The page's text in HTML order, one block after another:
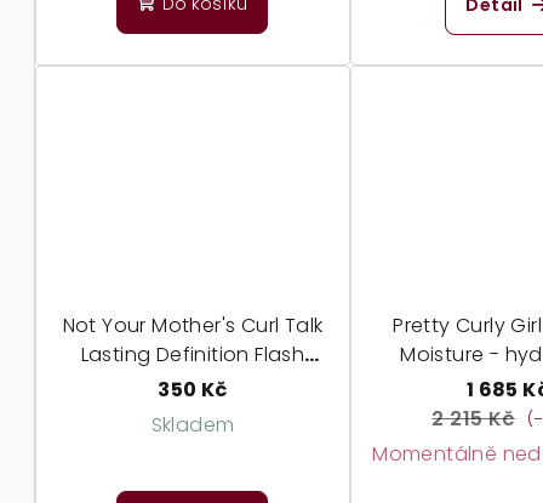
t
Not Your Mother's Curl Talk
Lasting Definition Flash
Freeze Gel - extra tužící gel
350 Kč
Skladem
Pretty Curly
Moisture -
startovní sada
1 685
2 215 Kč
Momentálně